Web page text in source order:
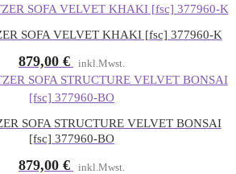
SOFA VELVET KHAKI [fsc] 377960-K
879,00 € inkl.Mwst.
SOFA STRUCTURE VELVET BONSAI
[fsc] 377960-BO
879,00 € inkl.Mwst.